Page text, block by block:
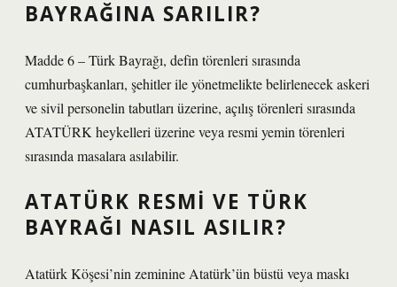
BAYRAĞINA SARILIR?
Madde 6 – Türk Bayrağı, defin törenleri sırasında
cumhurbaşkanları, şehitler ile yönetmelikte belirlenecek askeri
ve sivil personelin tabutları üzerine, açılış törenleri sırasında
ATATÜRK heykelleri üzerine veya resmi yemin törenleri
sırasında masalara asılabilir.
ATATÜRK RESMI VE TÜRK
BAYRAĞI NASIL ASILIR?
Atatürk Köşesi’nin zeminine Atatürk’ün büstü veya maskı